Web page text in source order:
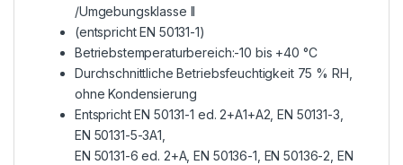
/Umgebungsklasse II
(entspricht EN 50131-1)
Betriebstemperaturbereich:-10 bis +40 °C
Durchschnittliche Betriebsfeuchtigkeit 75 % RH,
ohne Kondensierung
Entspricht EN 50131-1 ed. 2+A1+A2, EN 50131-3,
EN 50131-5-3A1,
EN 50131-6 ed. 2+A, EN 50136-1, EN 50136-2, EN